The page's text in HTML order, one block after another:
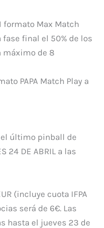
formato Max Match
fase final el 50% de los
máximo de 8
PAPA Match Play a
último pinball de
24 DE ABRIL a las
(incluye cuota IFPA
será de 6€. Las
hasta el jueves 23 de